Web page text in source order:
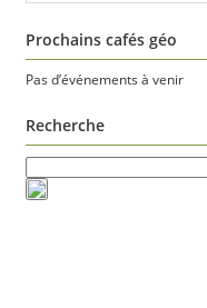
Prochains cafés géo
Pas d’événements à venir
Recherche